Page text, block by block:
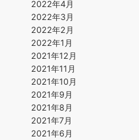
2022年4月
2022年3月
2022年2月
2022年1月
2021年12月
2021年11月
2021年10月
2021年9月
2021年8月
2021年7月
2021年6月